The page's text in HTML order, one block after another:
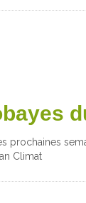
prochaines
Climat